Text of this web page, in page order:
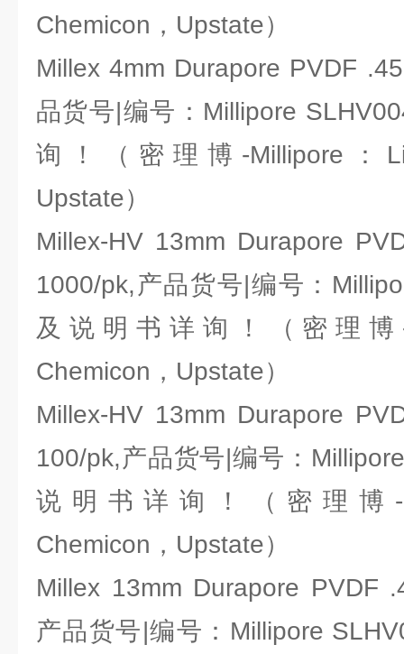
Chemicon，Upstate）
Millex 4mm Durapore PVDF
品货号|编号：Millipore
询！（密理博-Millipore：
Upstate）
Millex-HV 13mm Durapore
1000/pk,产品货号|编号：
及说明书详询！（密理博-
Chemicon，Upstate）
Millex-HV 13mm Durapore
100/pk,产品货号|编号：
说明书详询！（密理博-
Chemicon，Upstate）
Millex 13mm Durapore PVDF
产品货号|编号：Millipore